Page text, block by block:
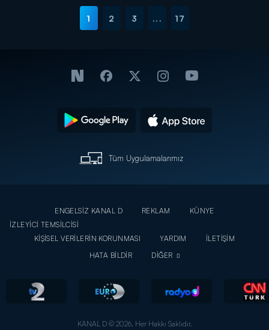
1 2 3 ... 17
Tüm Uygulamalarımız
ENGELSİZ KANAL D REKLAM
KÜNYE
İZLEYİCİ TEMSİLCİSİ
KİŞİSEL VERİLERİN KORUNMASI
YARDIM
İLETİŞİM
HATA BİLDİR
DİĞER
KANAL D © 2026. Her Hakkı Saklıdır.